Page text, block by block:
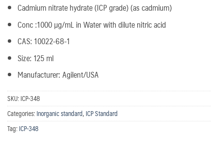
Cadmium nitrate hydrate (ICP grade) (as cadmium)
Conc :1000 µg/mL in Water with dilute nitric acid
CAS: 10022-68-1
Size: 125 ml
Manufacturer: Agilent/USA
SKU:ICP-348
Categories:Inorganic standard, ICP Standard
Tag:ICP-348